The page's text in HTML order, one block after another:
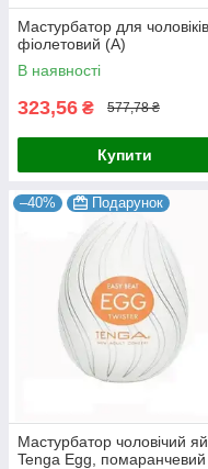
Мастурбатор для чоловіків,
фіолетовий (А)
В наявності
323,56 ₴ 577,78 ₴
Купити
–40% Подарунок
Мастурбатор чоловічий
Tenga Egg, помаранчевий